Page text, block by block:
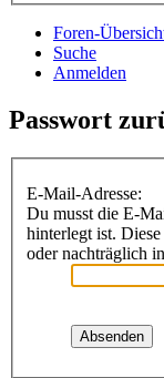
Foren-
Suche
Anmelden
Passwort
E-Mail-Adresse:
Du musst die E-
hinterlegt ist.
oder nachträglich